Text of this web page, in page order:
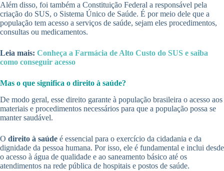
Além disso, foi também a Constituição Federal a responsável pela
criação do SUS, o Sistema Único de Saúde. É por meio dele que a
população tem acesso a serviços de saúde, sejam eles procedimentos,
consultas ou medicamentos.
Leia mais: Conheça a Farmácia de Alto Custo do SUS e saiba
como conseguir acesso
Mas o que significa o direito à saúde?
De modo geral, esse direito garante à população brasileira o acesso aos
materiais e procedimentos necessários para que a população possa se
manter saudável.
O direito à saúde é essencial para o exercício da cidadania e da
dignidade da pessoa humana. Por isso, ele é fundamental e inclui desde
o acesso à água de qualidade e ao saneamento básico até os
atendimentos na rede pública de hospitais e postos de saúde.